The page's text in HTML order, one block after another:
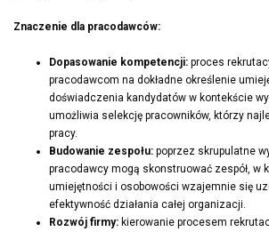
Znaczenie dla pracodawców:
Dopasowanie kompetencji: proces
pracodawcom na dokładne określenie
doświadczenia kandydatów w kontekście
umożliwia selekcję pracowników, którzy
pracy.
Budowanie zespołu: poprzez skrupulatne
pracodawcy mogą skonstruować zespół, w
umiejętności i osobowości wzajemnie się
efektywność działania całej organizacji.
Rozwój firmy: kierowanie procesem